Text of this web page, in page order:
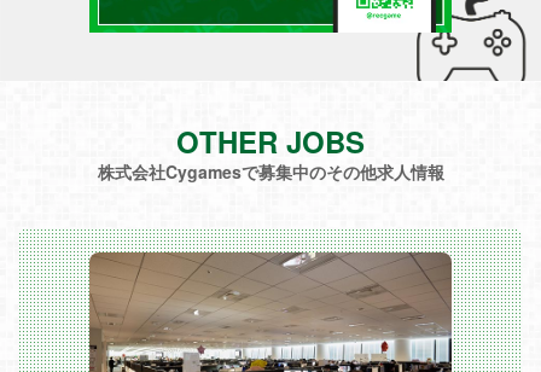
OTHER JOBS
株式会社Cygamesで募集中のその他求人情報